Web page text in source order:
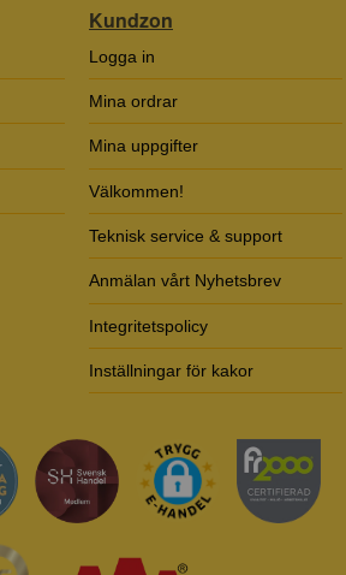
Kundzon
Logga in
Mina ordrar
Mina uppgifter
Välkommen!
Teknisk service & support
Anmälan vårt Nyhetsbrev
Integritetspolicy
Inställningar för kakor